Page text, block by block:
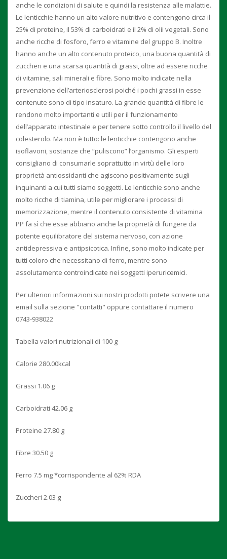
anche le condizioni di salute e quindi la resistenza alle malattie.
Le lenticchie hanno un alto valore nutritivo e contengono circa il
25% di proteine, il 53% di carboidrati e il 2% di olii vegetali. Sono
anche ricche di fosforo, ferro e vitamine del gruppo B. Inoltre
hanno anche un alto contenuto proteico, una buona quantità di
zuccheri e una scarsa quantità di grassi, oltre ad essere ricche
di vitamine, sali minerali e fibre. Sono molto indicate nella
prevenzione dell’arteriosclerosi poiché i pochi grassi in esse
contenute sono di tipo insaturo. La grande quantità di fibre le
rendono molto importanti e utili per il funzionamento
dell’apparato intestinale e per tenere sotto controllo il livello del
colesterolo. Ma non è tutto: le lenticchie contengono anche
isoflavoni, sostanze che “puliscono” l’organismo. Gli esperti
consigliano di consumarle soprattutto in virtù delle loro
proprietà antiossidanti che agiscono positivamente sugli
inquinanti a cui tutti siamo soggetti. Le lenticchie sono anche
molto ricche di tiamina, utile per migliorare i processi di
memorizzazione, mentre il contenuto consistente di vitamina
PP fa sì che esse abbiano anche la proprietà di fungere da
potente equilibratore del sistema nervoso, con azione
antidepressiva e antipsicotica. Infine, sono molto indicate per
tutti coloro che necessitano di ferro, mentre sono
assolutamente controindicate nei soggetti iperuricemici.
Per ulteriori informazioni sui nostri prodotti potete scrivere una
email sulla sezione "contatti" oppure contattare il numero
0743-938022
Tabella valori nutrizionali di 100 g
Calorie 280.00kcal
Grassi 1.06 g
Carboidrati 42.06 g
Proteine 27.80 g
Fibre 30.50 g
Ferro 7.5 mg *corrispondente al 62% RDA
Zuccheri 2.03 g